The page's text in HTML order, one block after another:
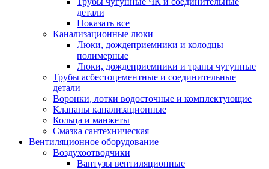
детали
Показать все
Канализационные люки
Люки, дождеприемники и колодцы
полимерные
Люки, дождеприемники и трапы чугунные
Трубы асбестоцементные и соединительные
детали
Воронки, лотки водосточные и комплектующие
Клапаны канализационные
Кольца и манжеты
Смазка сантехническая
Вентиляционное оборудование
Воздухоотводчики
Вантузы вентиляционные